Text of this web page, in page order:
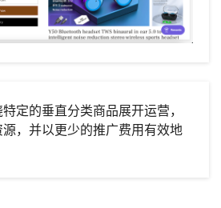
定的垂直分类商品展开运营，
，并以更少的推广费用有效地